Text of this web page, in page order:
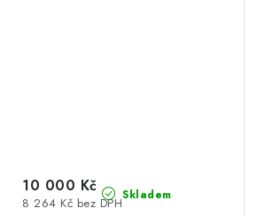
Skladem
8 264 Kč bez DPH
10 000 Kč